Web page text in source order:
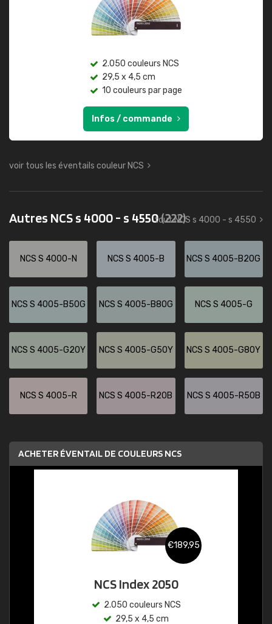
2.050 couleurs NCS
29,5 x 4,5 cm
10 couleurs par page
Infos / commande
voir tous les éventails couleur NCS
Autres NCS s 4000 - s 4550(222)
tout NCS s 4000 - s 4550
NCS S 4000-N NCS S 4005-B NCS S 4005-B20G
NCS S 4005-B50G NCS S 4005-B80G NCS S 4005-G
NCS S 4005-G20Y NCS S 4005-G50Y NCS S 4005-G80Y
NCS S 4005-R NCS S 4005-R20B NCS S 4005-R50B
ACHETER ÉVENTAIL DE COULEURS NCS
€189,95
NCS Index 2050
2.050 couleurs NCS
29,5 x 4,5 cm